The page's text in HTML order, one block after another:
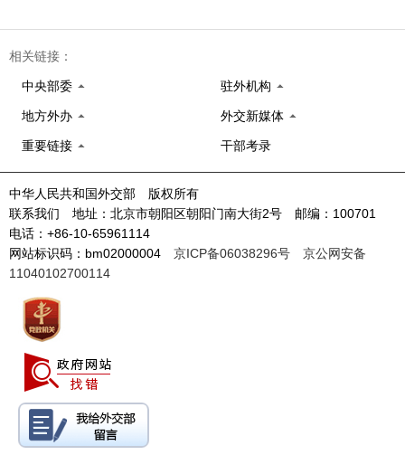
相关链接：
中央部委 驻外机构
地方外办 外交新媒体
重要链接 干部考录
中华人民共和国外交部 版权所有
联系我们 地址：北京市朝阳区朝阳门南大街2号 邮编：100701
电话：+86-10-65961114
网站标识码：bm02000004 京ICP备06038296号
京公网安备
11040102700114